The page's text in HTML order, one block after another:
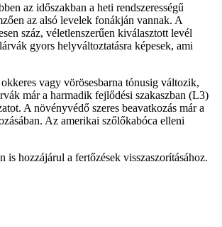
az időszakban a heti rendszerességű
az alsó levelek fonákján vannak. A
száz, véletlenszerűen kiválasztott levél
gyors helyváltoztatásra képesek, ami
vagy vörösesbarna tónusig változik,
már a harmadik fejlődési szakaszban (L3)
A növényvédő szeres beavatkozás már a
Az amerikai szőlőkabóca elleni
hozzájárul a fertőzések visszaszorításához.